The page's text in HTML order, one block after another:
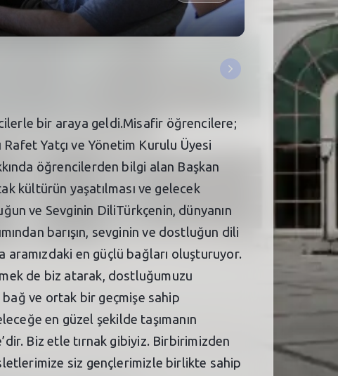
bir araya geldi.Misafir öğrencilere;
Yatçı ve Yönetim Kurulu Üyesi
öğrencilerden bilgi alan Başkan
yaşatılması ve gelecek
ve Sevginin DiliTürkçenin, dünyanın
barışın, sevginin ve dostluğun dili
en güçlü bağları oluşturuyor.
de biz atarak, dostluğumuzu
ve ortak bir geçmişe sahip
en güzel şekilde taşımanın
Biz etle tırnak gibiyiz. Birbirimizden
siz gençlerimizle birlikte sahip